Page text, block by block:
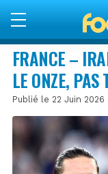
FRANCE –
LE ONZE,
Publié le 22 Juin 2026